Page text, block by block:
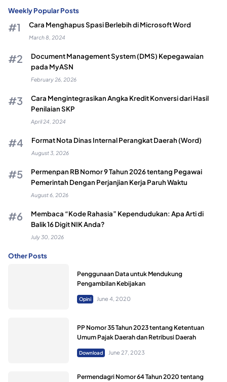
Weekly Popular Posts
Cara Menghapus Spasi Berlebih di Microsoft Word
March 8, 2024
Document Management System (DMS) Kepegawaian
pada MyASN
February 26, 2026
Cara Mengintegrasikan Angka Kredit Konversi dari Hasil
Penilaian SKP
April 24, 2024
Format Nota Dinas Internal Perangkat Daerah (Word)
August 3, 2026
Permenpan RB Nomor 9 Tahun 2026 tentang Pegawai
Pemerintah Dengan Perjanjian Kerja Paruh Waktu
August 6, 2026
Membaca “Kode Rahasia” Kependudukan: Apa Arti di
Balik 16 Digit NIK Anda?
July 30, 2026
Other Posts
Penggunaan Data untuk Mendukung
Pengambilan Kebijakan
Opini June 4, 2020
PP Nomor 35 Tahun 2023 tentang Ketentuan
Umum Pajak Daerah dan Retribusi Daerah
Download June 27, 2023
Permendagri Nomor 64 Tahun 2020 tentang